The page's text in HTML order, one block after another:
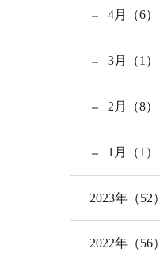
4月（6）
3月（1）
2月（8）
1月（1）
2023年（52）
2022年（56）